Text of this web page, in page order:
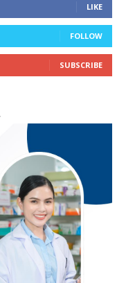
LIKE
FOLLOW
SUBSCRIBE